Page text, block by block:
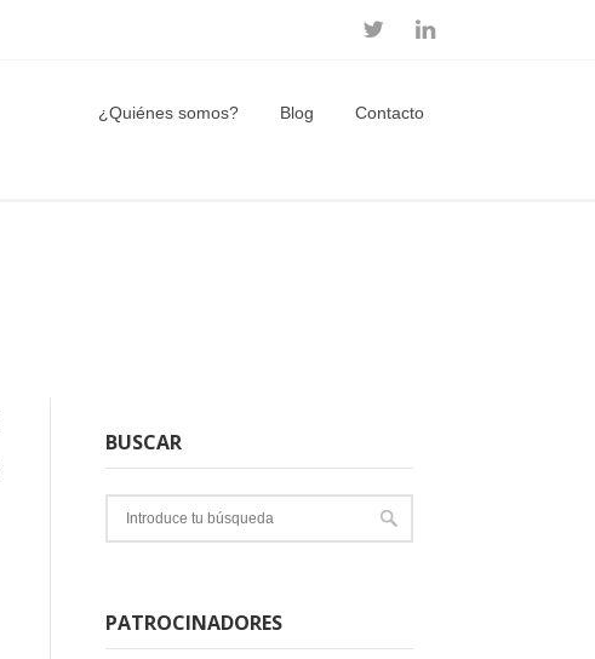
¿Quiénes somos? Blog Contacto
BUSCAR
PATROCINADORES